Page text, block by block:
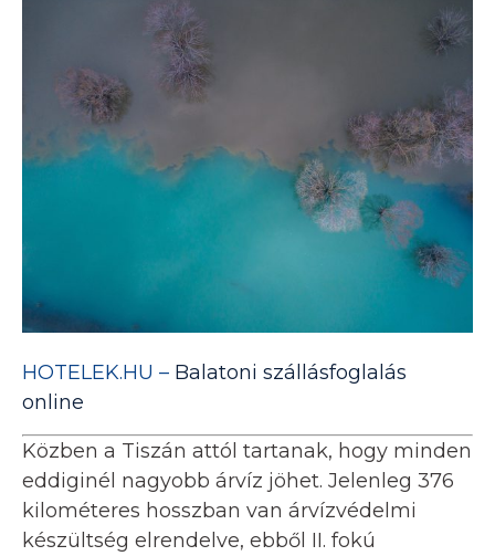
HOTELEK.HU – Balatoni szállásfoglalás
online
Közben a Tiszán attól tartanak, hogy minden
eddiginél nagyobb árvíz jöhet. Jelenleg 376
kilométeres hosszban van árvízvédelmi
készültség elrendelve, ebből II. fokú